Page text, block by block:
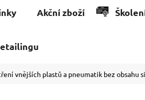
Akční zboží
vnějších plastů a pneumatik bez obsahu